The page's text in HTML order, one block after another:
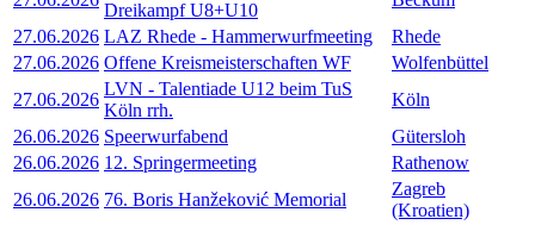
Dreikampf U8+U10
27.06.2026 LAZ Rhede - Hammerwurfmeeting
Rhede
27.06.2026 Offene Kreismeisterschaften WF
Wolfenbüttel
27.06.2026
LVN - Talentiade U12 beim TuS
Köln rrh.
Köln
26.06.2026 Speerwurfabend
Gütersloh
26.06.2026 12. Springermeeting
Rathenow
26.06.2026 76. Boris Hanžeković Memorial
Zagreb
(Kroatien)